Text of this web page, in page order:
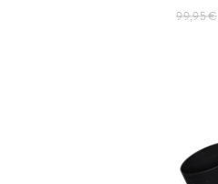
99,95 €